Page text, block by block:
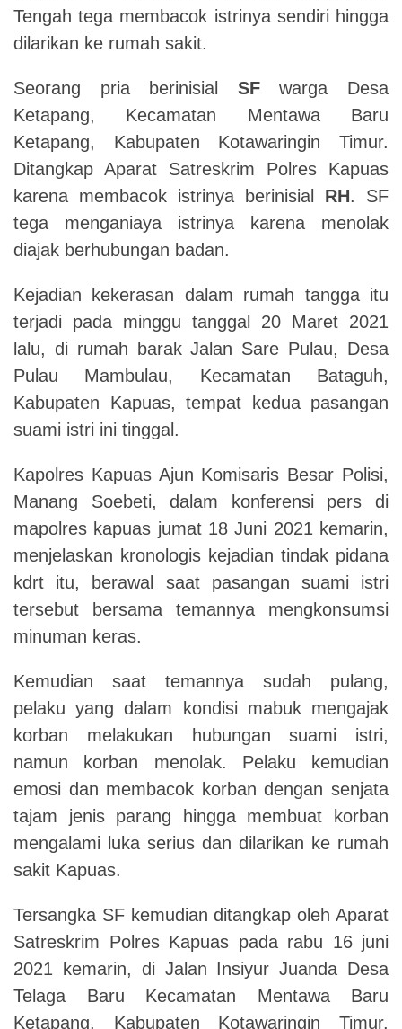
Tengah tega membacok istrinya sendiri hingga
dilarikan ke rumah sakit.
Seorang pria berinisial SFwarga Desa
Ketapang, Kecamatan Mentawa Baru
Ketapang, Kabupaten Kotawaringin Timur.
Ditangkap Aparat Satreskrim Polres Kapuas
karena membacok istrinya berinisial RH. SF
tega menganiaya istrinya karena menolak
diajak berhubungan badan.
Kejadian kekerasan dalam rumah tangga itu
terjadi pada minggu tanggal 20 Maret 2021
lalu, di rumah barak Jalan Sare Pulau, Desa
Pulau Mambulau, Kecamatan Bataguh,
Kabupaten Kapuas, tempat kedua pasangan
suami istri ini tinggal.
Kapolres Kapuas Ajun Komisaris Besar Polisi,
Manang Soebeti, dalam konferensi pers di
mapolres kapuas jumat 18 Juni 2021 kemarin,
menjelaskan kronologis kejadian tindak pidana
kdrt itu, berawal saat pasangan suami istri
tersebut bersama temannya mengkonsumsi
minuman keras.
Kemudian saat temannya sudah pulang,
pelaku yang dalam kondisi mabuk mengajak
korban melakukan hubungan suami istri,
namun korban menolak. Pelaku kemudian
emosi dan membacok korban dengan senjata
tajam jenis parang hingga membuat korban
mengalami luka serius dan dilarikan ke rumah
sakit Kapuas.
Tersangka SF kemudian ditangkap oleh Aparat
Satreskrim Polres Kapuas pada rabu 16 juni
2021 kemarin, di Jalan Insiyur Juanda Desa
Telaga Baru Kecamatan Mentawa Baru
Ketapang, Kabupaten Kotawaringin Timur,